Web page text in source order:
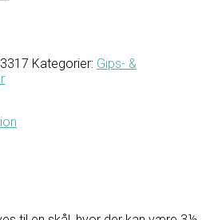
Kategorier: Gips- &